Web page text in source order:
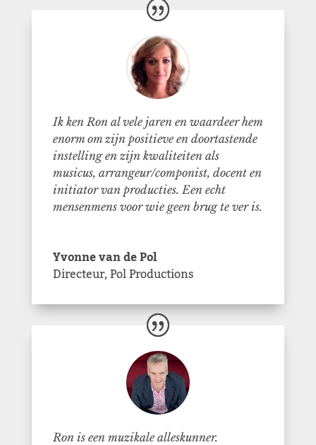
Ik ken Ron al vele jaren en waardeer hem
enorm om zijn positieve en doortastende
instelling en zijn kwaliteiten als
musicus, arrangeur/componist, docent en
initiator van producties. Een echt
mensenmens voor wie geen brug te ver is.
Yvonne van de Pol
Directeur,Pol Productions
Ron is een muzikale alleskunner.